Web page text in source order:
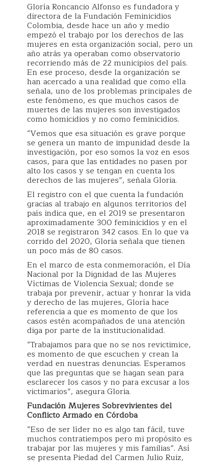
Gloría Roncancio Alfonso es fundadora y
directora de la Fundación Feminicidios
Colombia, desde hace un año y medio
empezó el trabajo por los derechos de las
mujeres en esta organización social, pero un
año atrás ya operaban como observatorio
recorriendo más de 22 municipios del país.
En ese proceso, desde la organización se
han acercado a una realidad que como ella
señala, uno de los problemas principales de
este fenómeno, es que muchos casos de
muertes de las mujeres son investigados
como homicidios y no como feminicidios.
“Vemos que esa situación es grave porque
se genera un manto de impunidad desde la
investigación, por eso somos la voz en esos
casos, para que las entidades no pasen por
alto los casos y se tengan en cuenta los
derechos de las mujeres”, señala Gloria.
El registro con el que cuenta la fundación
gracias al trabajo en algunos territorios del
país indica que, en el 2019 se presentaron
aproximadamente 300 feminicidios y en el
2018 se registraron 342 casos. En lo que va
corrido del 2020, Gloria señala que tienen
un poco más de 80 casos.
En el marco de esta conmemoración, el Día
Nacional por la Dignidad de las Mujeres
Víctimas de Violencia Sexual; donde se
trabaja por prevenir, actuar y honrar la vida
y derecho de las mujeres, Gloría hace
referencia a que es momento de que los
casos estén acompañados de una atención
diga por parte de la institucionalidad.
“Trabajamos para que no se nos revictimice,
es momento de que escuchen y crean la
verdad en nuestras denuncias. Esperamos
que las preguntas que se hagan sean para
esclarecer los casos y no para excusar a los
victimarios”, asegura Gloria.
Fundación Mujeres Sobrevivientes del
Conflicto Armado en Córdoba
“Eso de ser líder no es algo tan fácil, tuve
muchos contratiempos pero mi propósito es
trabajar por las mujeres y mis familias”. Así
se presenta Piedad del Carmen Julio Ruiz,